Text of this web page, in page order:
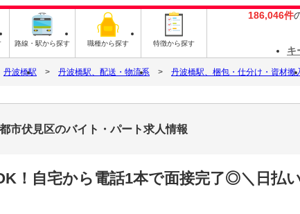
路線・駅から探す 職種から探す 特徴から探す
186,046件
キ
丹波橋駅 丹波橋駅、配送・物流系 丹波橋駅、梱包・仕分け・資材搬
市伏見区のバイト・パート求人情報
！自宅から電話1本で面接完了◎＼日払